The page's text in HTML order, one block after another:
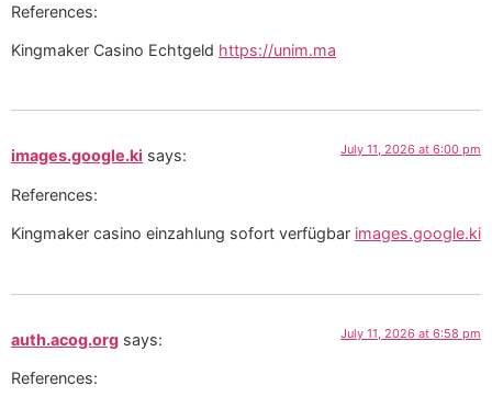
References:
Kingmaker Casino Echtgeld https://unim.ma
images.google.ki says: July 11, 2026 at 6:00 pm
References:
Kingmaker casino einzahlung sofort verfügbar images.google.ki
auth.acog.org says: July 11, 2026 at 6:58 pm
References: